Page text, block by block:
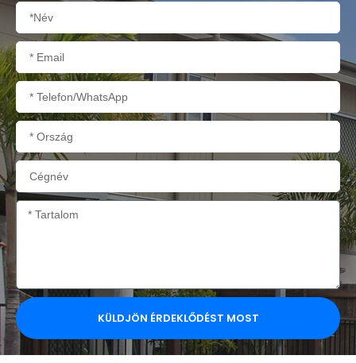
Név
E-
mail
Telefon/WhatsApp
Ország
Cégnév
Tartalom
KÜLDJÖN ÉRDEKLŐDÉST MOST